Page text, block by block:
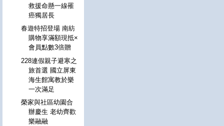
救援命懸一線罹
癌獨居長
春遊特招登場 南紡
購物享滿額現抵×
會員點數3倍贈
228連假親子避寒之
旅首選 國立屏東
海生館寓教於樂
一次滿足
榮家與社區幼園合
辦慶生 老幼齊歡
樂融融